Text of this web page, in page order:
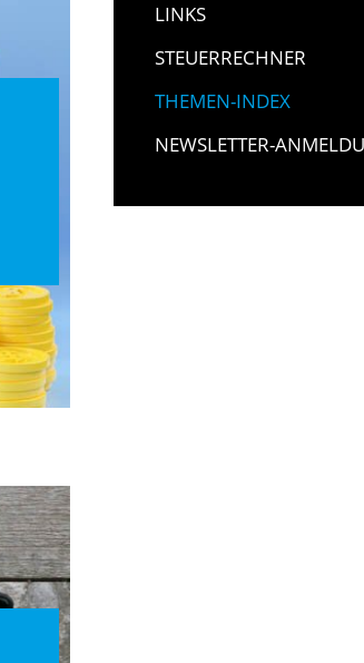
LINKS
STEUERRECHNER
THEMEN-INDEX
NEWSLETTER-